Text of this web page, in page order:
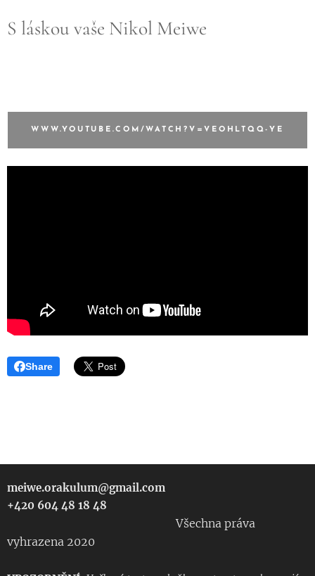
S láskou vaše Nikol Meiwe
WWW.YOUTUBE.COM/WATCH?V=VEOHLTQQ-YE
Share
meiwe.orakulum@gmail.com
+420 604 48 18 48
Všechna práva
vyhrazena 2020